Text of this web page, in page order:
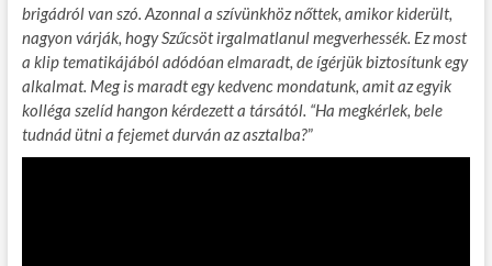
brigádról van szó. Azonnal a szívünkhöz nőttek, amikor kiderült,
nagyon várják, hogy Szűcsöt irgalmatlanul megverhessék. Ez most
a klip tematikájából adódóan elmaradt, de ígérjük biztosítunk egy
alkalmat. Meg is maradt egy kedvenc mondatunk, amit az egyik
kolléga szelíd hangon kérdezett a társától. “Ha megkérlek, bele
tudnád ütni a fejemet durván az asztalba?”